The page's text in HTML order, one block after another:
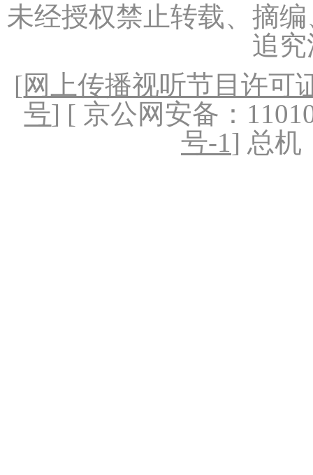
未经授权禁止转载、摘
追
[网上传播视听节目许可
号] [ 京公网安备：
号-1] 总机